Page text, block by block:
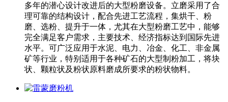
多年的潜心设计改进后的大型粉磨设备。立磨采用了合
理可靠的结构设计，配合先进工艺流程，集烘干、粉
磨、选粉、提升于一体，尤其在大型粉磨工艺中，能够
完全满足客户需求，主要技术、经济指标达到国际先进
水平。可广泛应用于水泥、电力、冶金、化工、非金属
矿等行业，特别适用于各种矿石的大型制粉加工，将块
状、颗粒状及粉状原料磨成所要求的粉状物料。